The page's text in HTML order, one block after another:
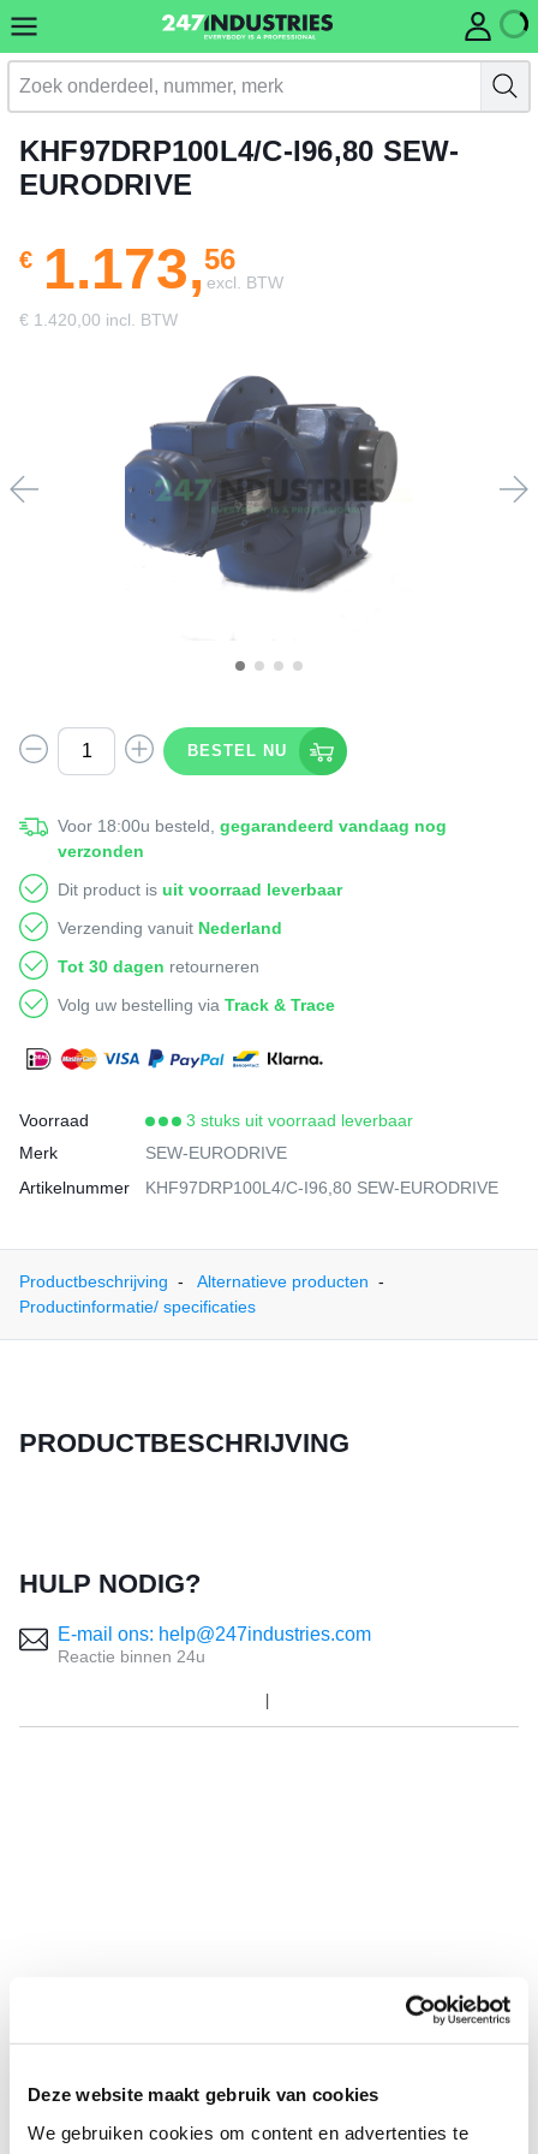
Deze website maakt gebruik van cookies
We gebruiken cookies om content en advertenties te
KHF97DRP100L4/C-I96,80 SEW-
EURODRIVE
€1.173,56
excl. BTW
€ 1.420,00 incl. BTW
BESTEL NU
Voor 18:00u besteld, gegarandeerd vandaag nog
verzonden
Dit product is uit voorraad leverbaar
Verzending vanuit Nederland
Tot 30 dagen retourneren
Volg uw bestelling via Track & Trace
Voorraad
3 stuks uit voorraad leverbaar
Merk
SEW-EURODRIVE
Artikelnummer
KHF97DRP100L4/C-I96,80 SEW-EURODRIVE
Productbeschrijving
Alternatieve producten
Productinformatie/ specificaties
PRODUCTBESCHRIJVING
HULP NODIG?
E-mail ons: help@247industries.com
Reactie binnen 24u